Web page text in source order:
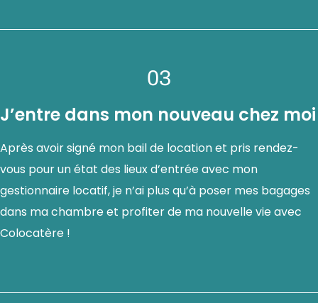
03
J’entre dans mon nouveau chez moi
Après avoir signé mon bail de location et pris rendez-
vous pour un état des lieux d’entrée avec mon
gestionnaire locatif, je n’ai plus qu’à poser mes bagages
dans ma chambre et profiter de ma nouvelle vie avec
Colocatère !